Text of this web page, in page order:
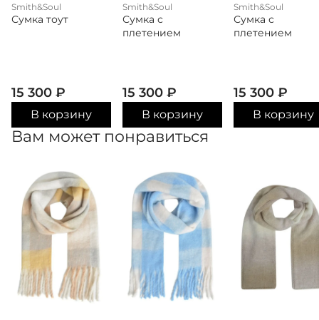
Smith&Soul
Сумка тоут
15 300 ₽
В корзину
Smith&Soul
Сумка с
плетением
15 300 ₽
В корзину
Smith&Soul
Сумка с
плетением
15 300 ₽
В корзину
Вам может понравиться